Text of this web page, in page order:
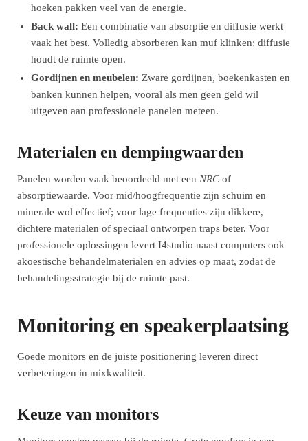
hoeken pakken veel van de energie.
Back wall: Een combinatie van absorptie en diffusie werkt
vaak het best. Volledig absorberen kan muf klinken; diffusie
houdt de ruimte open.
Gordijnen en meubelen: Zware gordijnen, boekenkasten en
banken kunnen helpen, vooral als men geen geld wil
uitgeven aan professionele panelen meteen.
Materialen en dempingwaarden
Panelen worden vaak beoordeeld met een NRC of
absorptiewaarde. Voor mid/hoogfrequentie zijn schuim en
minerale wol effectief; voor lage frequenties zijn dikkere,
dichtere materialen of speciaal ontworpen traps beter. Voor
professionele oplossingen levert I4studio naast computers ook
akoestische behandelmaterialen en advies op maat, zodat de
behandelingsstrategie bij de ruimte past.
Monitoring en speakerplaatsing
Goede monitors en de juiste positionering leveren direct
verbeteringen in mixkwaliteit.
Keuze van monitors